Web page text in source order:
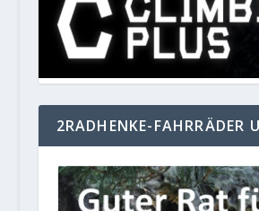
2RADHENKE-FAHRRÄDER